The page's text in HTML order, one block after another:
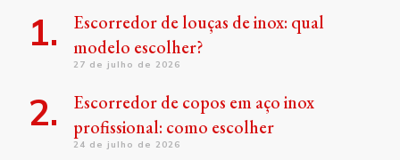
Escorredor de louças de inox: qual
modelo escolher?
27 de julho de 2026
Escorredor de copos em aço inox
profissional: como escolher
24 de julho de 2026